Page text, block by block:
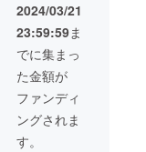
2024年
（土）
10時30
分～12
時30分
【講座
時間】
約120分
まに
も、楽
しみな
がら作
品を
創って
いただ
けたら
と思い
制作し
ている
んです
か？」
最近、
そんな
声を聞
くこと
が増え
2024/03/21
23:59:59ま
でに集まっ
た金額が
ファンディ
ングされま
す。